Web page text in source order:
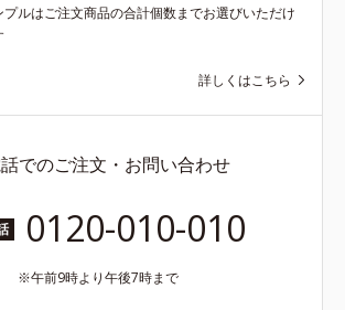
プルはご注文商品の合計個数までお選びいただけ
詳しくはこちら
でのご注文・お問い合わせ
0120-010-010
午前9時より午後7時まで